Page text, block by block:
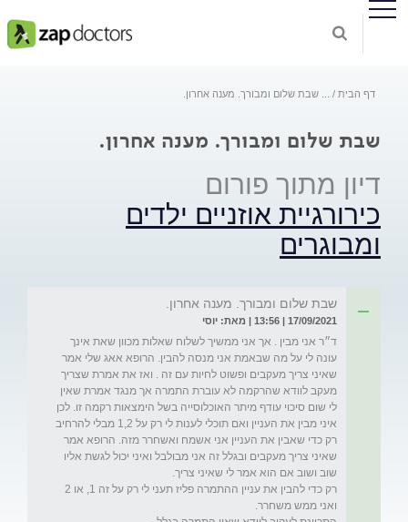
דף הבית שבת שלום ומבורך. מענה אחרון.
שבת שלום ומבורך. מענה אחרון.
דיון מתוך פורום
כירורגיית אוזניים ילדים
ומבוגרים
שבת שלום ומבורך. מענה אחרון.
17/09/2021 | 13:56 | מאת: יוסי
ד״ר אני מבין . אך אני ממשיך לשלוח שאלות מכוון שאת אינך
עונה לי על מה שבאמת אני מנסה להבין. הרופא אאג שלי אמר
שאיני צריך מעקבים ופשוט לחיות עם זה . ואז את אמרת שצריך
מעקב לוודא שהרקמה לא עוברת התמרה אך מנגד אמרת שאין
לי שום סיכוי עודף מיתר האוכלוסייה בשל הימצאות רקמה זו. לכן
איני מבין את העניין ואם תוכלי לענות לי רק על 1,2 מבלי להרחיב
רק כדי שאבין את העניין אני אשמח ואשחרר מזה. הרופא אמר
שאיני צריך מעקבים ובגלל זה אני מבולבל ואיני יכול לגשת אליו